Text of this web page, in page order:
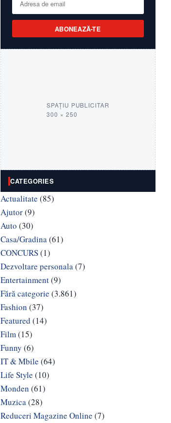
ABONEAZĂ-TE
SPAȚIU PUBLICITAR
300 × 250
CATEGORIES
Actualitate (85)
Ajutor(9)
Auto (30)
Casa/Gradina(61)
CONCURS(1)
Dezvoltare personala(7)
Entertainment(9)
Fără categorie (3.861)
Fashion (37)
Featured (14)
Film(15)
Funny (6)
IT & Mbile (64)
Life Style (10)
Monden (61)
Muzica(28)
Reduceri Magazine Online (7)